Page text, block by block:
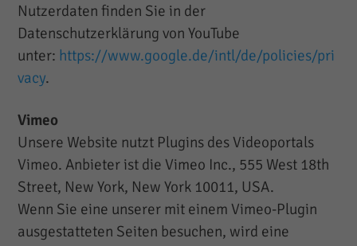
Nutzerdaten finden Sie in der
Datenschutzerklärung von YouTube
unter: https://www.google.de/intl/de/policies/pri
vacy.
Vimeo
Unsere Website nutzt Plugins des Videoportals
Vimeo. Anbieter ist die Vimeo Inc., 555 West 18th
Street, New York, New York 10011, USA.
Wenn Sie eine unserer mit einem Vimeo-Plugin
ausgestatteten Seiten besuchen, wird eine